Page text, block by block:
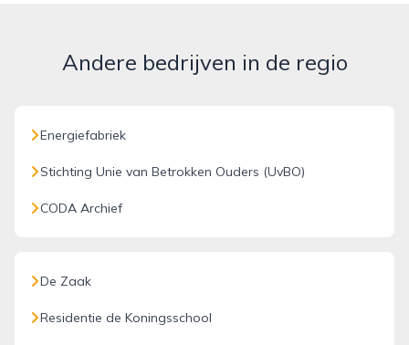
Andere bedrijven in de regio
Energiefabriek
Stichting Unie van Betrokken Ouders (UvBO)
CODA Archief
De Zaak
Residentie de Koningsschool